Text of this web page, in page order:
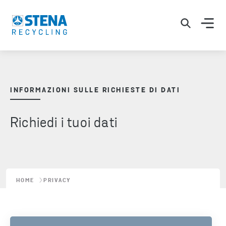
INFORMAZIONI SULLE RICHIESTE DI DATI
Richiedi i tuoi dati
HOME PRIVACY